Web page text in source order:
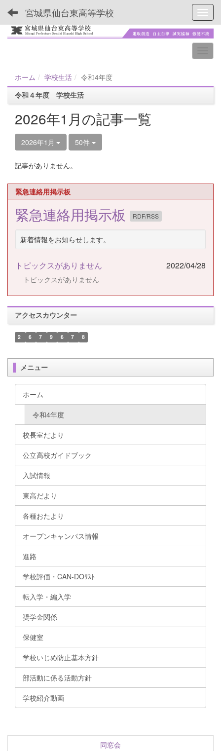
宮城県仙台東高等学校
ホーム 学校生活
令和4年度
令和４年度 学校生活
2026年1月の記事一覧
2026年1月 50件
記事がありません。
緊急連絡用掲示板
緊急連絡用掲示板 RDF/RSS
新着情報をお知らせします。
トピックスがありません 2022/04/28
トピックスがありません
アクセスカウンター
2 6 7 9 6 7 8
メニュー
ホーム
令和4年度
校長室だより
公立高校ガイドブック
入試情報
東高だより
各種おたより
オープンキャンパス情報
進路
学校評価・CAN-DOﾘｽﾄ
転入学・編入学
奨学金関係
保健室
学校いじめ防止基本方針
部活動に係る活動方針
学校紹介動画
同窓会